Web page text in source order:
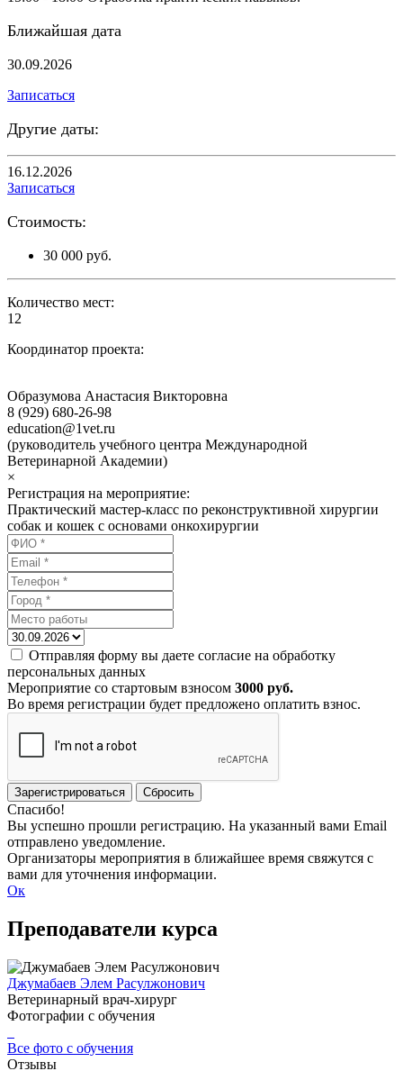
Ближайшая дата
30.09.2026
Записаться
Другие даты:
16.12.2026
Записаться
Стоимость:
30 000 руб.
Количество мест:
12
Координатор проекта:
Образумова Анастасия Викторовна
8 (929) 680-26-98
education@1vet.ru
(руководитель учебного центра Международной
Ветеринарной Академии)
×
Регистрация на мероприятие:
Практический мастер-класс по реконструктивной хирургии
собак и кошек с основами онкохирургии
Отправляя форму вы даете согласие на обработку
персональных данных
Мероприятие со стартовым взносом 3000 руб.
Во время регистрации будет предложено оплатить взнос.
Зарегистрироваться Сбросить
Спасибо!
Вы успешно прошли регистрацию. На указанный вами Email
отправлено уведомление.
Организаторы мероприятия в ближайшее время свяжутся с
вами для уточнения информации.
Ок
Преподаватели курса
Джумабаев Элем Расулжонович
Ветеринарный врач-хирург
Фотографии с обучения
Все фото с обучения
Отзывы